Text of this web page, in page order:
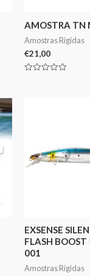
AMOSTRA TN
Amostras Rigidas
€21,00
EXSENSE
FLASH BOOST
001
Amostras Rigidas